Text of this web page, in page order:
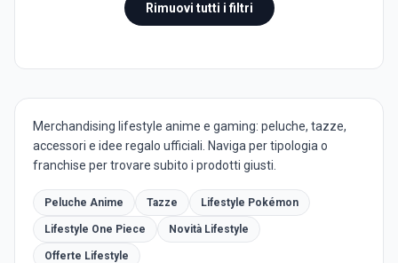
Rimuovi tutti i filtri
Merchandising lifestyle anime e gaming: peluche, tazze,
accessori e idee regalo ufficiali. Naviga per tipologia o
franchise per trovare subito i prodotti giusti.
Peluche Anime Tazze Lifestyle Pokémon
Lifestyle One Piece Novità Lifestyle
Offerte Lifestyle